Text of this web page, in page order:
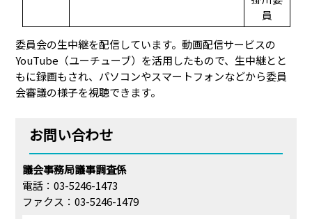
員
委員会の生中継を配信しています。動画配信サービスの
YouTube（ユーチューブ）を活用したもので、生中継とと
もに録画もされ、パソコンやスマートフォンなどから委員
会審議の様子を視聴できます。
お問い合わせ
議会事務局議事調査係
電話：03-5246-1473
ファクス：03-5246-1479